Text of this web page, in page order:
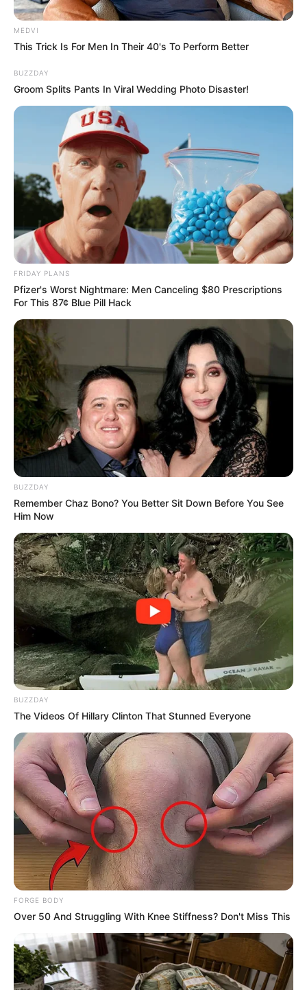
Grace Kelly
BRAINBERRIES
Hollywood's Inaccurate Portrayal Of Reality – Take
A Look Inside
BRAINBERRIES
Plastic Surgery Splurge: Instagram Model's Quest
For Barbie Looks
BRAINBERRIES
Most People Don't Know That These 8 Celebrities
Are Muslim
BRAINBERRIES
Why this ordinary drink is the secret to feeling
your best every day
CTA FAVORITE
เรื่องอื่นๆ ที่น่าสนใจ
ดวงรายวัน 14 กันยายน 2565
14 ก.ย. 2022
MEDVI
This Trick Is For Men In Their 40's To Perform Better
BUZZDAY
Groom Splits Pants In Viral Wedding Photo Disaster!
FRIDAY PLANS
Pfizer's Worst Nightmare: Men Canceling $80 Prescriptions
For This 87¢ Blue Pill Hack
BUZZDAY
Remember Chaz Bono? You Better Sit Down Before You See
Him Now
BUZZDAY
The Videos Of Hillary Clinton That Stunned Everyone
FORGE BODY
Over 50 And Struggling With Knee Stiffness? Don't Miss This